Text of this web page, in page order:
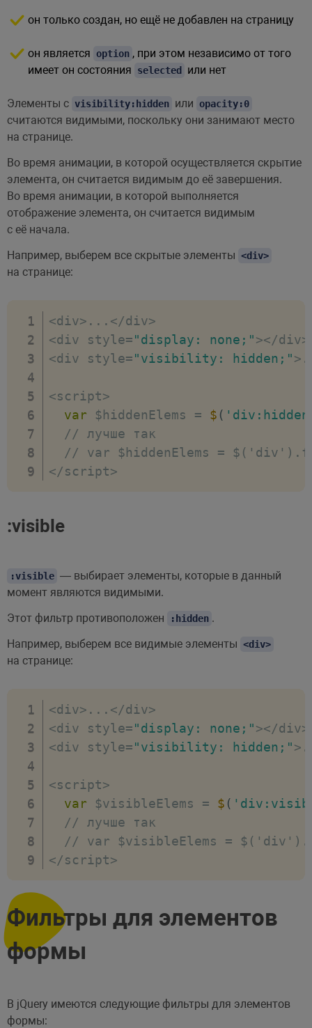
он только создан, но ещё не добавлен на страницу
он является option , при этом независимо от того
имеет он состояния
selected или нет
Элементы с visibility:hidden или opacity:0
считаются видимыми, поскольку они занимают место
на странице.
Во время анимации, в которой осуществляется скрытие
элемента, он считается видимым до её завершения.
Во время анимации, в которой выполняется
отображение элемента, он считается видимым
с её начала.
Например, выберем все скрытые элементы <div>
на странице:
<div> ... </div>
<div style="display: none;"></div>
<div style="visibility: hidden;">
<script>
var $hiddenElems = $ (
// лучше так
// var $hiddenElems =
</script>
:visible
:visible — выбирает элементы, которые в данный
момент являются видимыми.
Этот фильтр противоположен
:hidden .
Например, выберем все видимые элементы <div>
на странице:
<div> ... </div>
<div style="display: none;"></div>
<div style="visibility: hidden;">
<script>
var $visibleElems = $ (
// лучше так
// var $visibleElems =
</script>
Фильтры для элементов
формы
В jQuery имеются следующие фильтры для элементов
формы: